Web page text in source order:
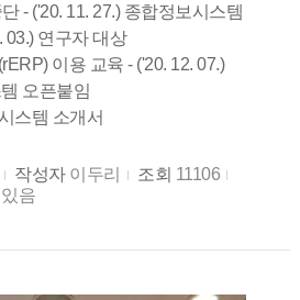
- ('20. 11. 27.) 종합정보시스템
03.) 연구자 대상
이용 교육 - ('20. 12. 07.)
오픈붙임
스템 소개서
작성자 이두리 조회 11106
음